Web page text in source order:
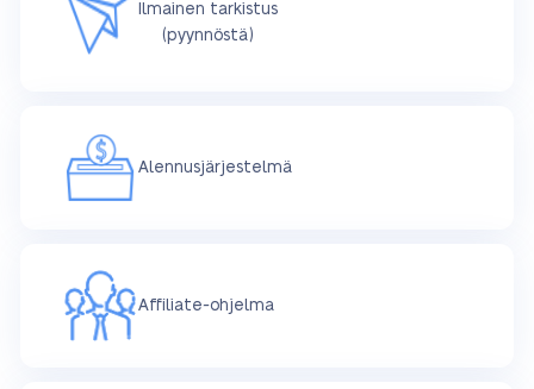
Ilmainen tarkistus
(pyynnöstä)
Alennusjärjestelmä
Affiliate-ohjelma